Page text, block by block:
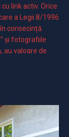
link activ. Orice
a Legii 8/1996
consecință.
și fotografiile
au valoare de